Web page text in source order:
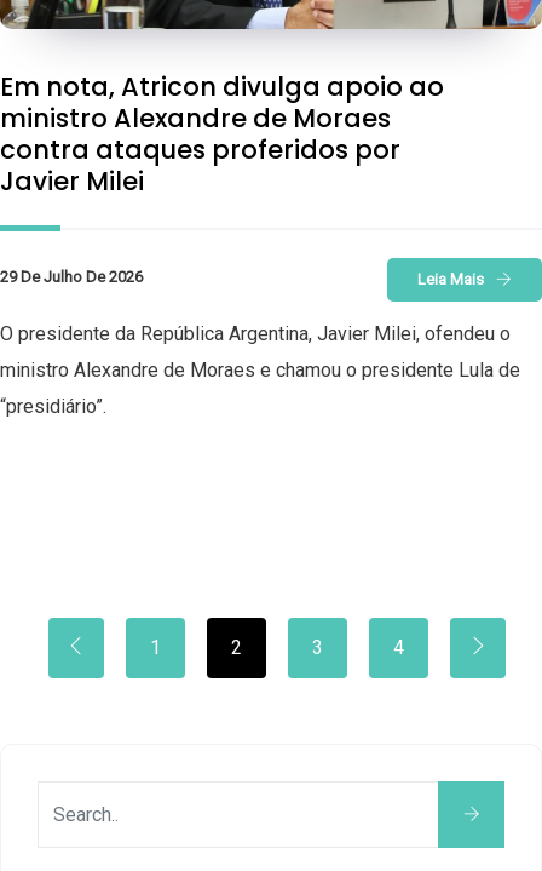
Em nota, Atricon divulga apoio ao
ministro Alexandre de Moraes
contra ataques proferidos por
Javier Milei
29 De Julho De 2026 Leia Mais
O presidente da República Argentina, Javier Milei, ofendeu o
ministro Alexandre de Moraes e chamou o presidente Lula de
“presidiário”.
1 2 3 4